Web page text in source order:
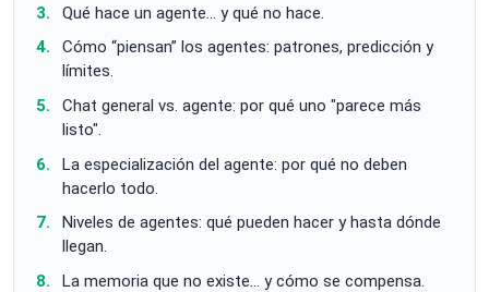
Qué hace un agente… y qué no hace.
Cómo “piensan” los agentes: patrones, predicción y
límites.
Chat general vs. agente: por qué uno "parece más
listo".
La especialización del agente: por qué no deben
hacerlo todo.
Niveles de agentes: qué pueden hacer y hasta dónde
llegan.
La memoria que no existe… y cómo se compensa.